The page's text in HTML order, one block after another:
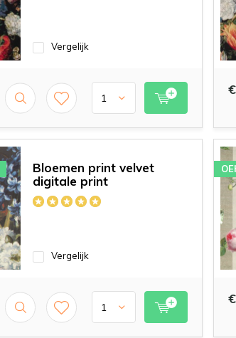
Vergelijk
Bloemen print velvet
digitale print
Vergelijk